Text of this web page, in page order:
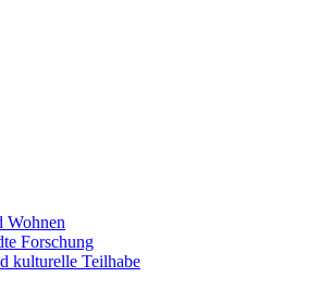
Wohnen
For­schung
kulturelle Teilhabe